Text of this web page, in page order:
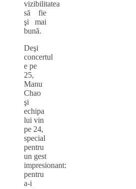
vizibilitatea
să fie
şi mai
bună.
Deşi
concertul
e pe
25,
Manu
Chao
şi
echipa
lui vin
pe 24,
special
pentru
un gest
impresionant:
pentru
a-i